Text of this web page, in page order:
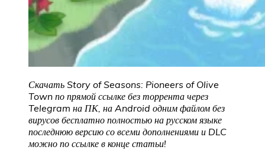
Скачать Story of Seasons: Pioneers of Olive
Town по прямой ссылке без торрента через
Telegram на ПК, на Android одним файлом без
вирусов бесплатно полностью на русском языке
последнюю версию со всеми дополнениями и DLC
можно по ссылке в конце статьи!